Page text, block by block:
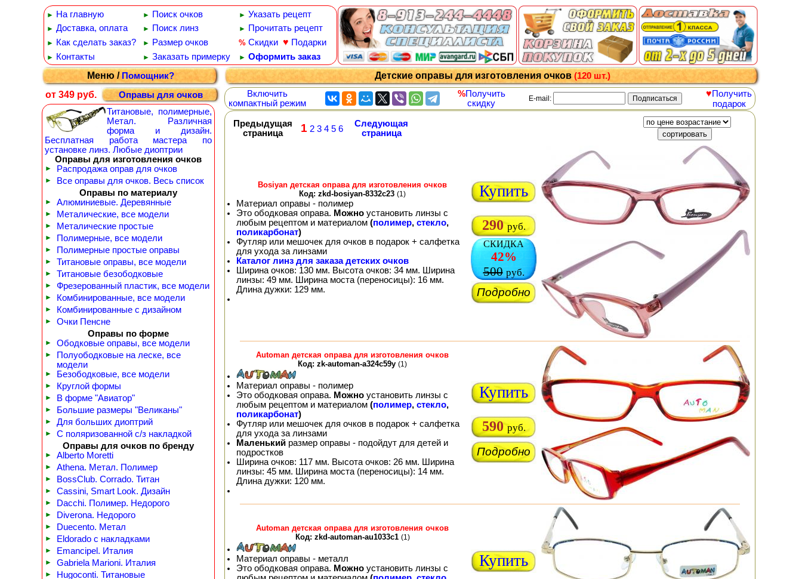
► На главную ► Поиск очков ► Указать рецепт
► Доставка, оплата ► Поиск линз ► Прочитать рецепт
► Как сделать заказ? ► Размер очков % Скидки ♥ Подарки
► Контакты ► Заказать примерку ► Оформить заказ
Меню /Помощник?
от 349 руб.
Оправы для очков
Титановые, полимерные,
Метал. Различная
форма и дизайн.
Бесплатная работа мастера по
установке линз. Любые диоптрии
Оправы для изготовления очков
► Распродажа оправ для очков
►
Все оправы для очков. Весь список
Оправы по материалу
► Алюминиевые. Деревянные
► Металические, все модели
► Металические простые
► Полимерные, все модели
► Полимерные простые оправы
► Титановые оправы, все модели
► Титановые безободковые
► Фрезерованный пластик, все модели
► Комбинированные, все модели
► Комбинированные с дизайном
►
Очки Пенсне
Оправы по форме
► Ободковые оправы, все модели
►
Полуободковые на леске, все
модели
► Безободковые, все модели
► Круглой формы
► В форме "Авиатор"
► Большие размеры "Великаны"
► Для больших диоптрий
►
С поляризованной с/з накладкой
Оправы для очков по бренду
► Alberto Moretti
► Athena. Метал. Полимер
► BossClub. Corrado. Титан
► Cassini, Smart Look. Дизайн
► Dacchi. Полимер. Недорого
► Diverona. Недорого
► Duecento. Метал
► Eldorado с накладками
► Emancipel. Италия
► Gabriela Marioni. Италия
► Hugoconti. Титановые
Детские оправы для изготовления очков(120 шт.)
Включить
компактный режим
%Получить
скидку
E-mail: ♥Получить
подарок
Предыдущая
страница
1 2 3 4 5 6
Следующая
страница
Bosiyan детская оправа для изготовления очков
Код: zkd-bosiyan-8332c23 (1)
Материал оправы - полимер
Это ободковая оправа. Можно установить линзы с
любым рецептом и материалом (полимер, стекло,
поликарбонат)
Футляр или мешочек для очков в подарок + салфетка
для ухода за линзами
Каталог линз для заказа детских очков
Ширина очков: 130 мм. Высота очков: 34 мм. Ширина
линзы: 49 мм. Ширина моста (переносицы): 16 мм.
Длина дужки: 129 мм.
Купить
290 руб.
СКИДКА
42%
500 руб.
Подробно
Automan детская оправа для изготовления очков
Код: zk-automan-a324c59y (1)
Материал оправы - полимер
Это ободковая оправа. Можно установить линзы с
любым рецептом и материалом (полимер, стекло,
поликарбонат)
Футляр или мешочек для очков в подарок + салфетка
для ухода за линзами
Маленький размер оправы - подойдут для детей и
подростков
Ширина очков: 117 мм. Высота очков: 26 мм. Ширина
линзы: 45 мм. Ширина моста (переносицы): 14 мм.
Длина дужки: 120 мм.
Купить
590 руб.
Подробно
Automan детская оправа для изготовления очков
Код: zkd-automan-au1033c1 (1)
Материал оправы - металл
Это ободковая оправа. Можно установить линзы с
Купить